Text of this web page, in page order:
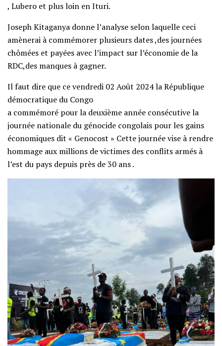
, Lubero et plus loin en Ituri.
Joseph Kitaganya donne l’analyse selon laquelle ceci
amènerai à commémorer plusieurs dates ,des journées
chômées et payées avec l’impact sur l’économie de la
RDC,des manques à gagner.
Il faut dire que ce vendredi 02 Août 2024 la République
démocratique du Congo
a commémoré pour la deuxième année consécutive la
journée nationale du génocide congolais pour les gains
économiques dit « Genocost » Cette journée vise à rendre
hommage aux millions de victimes des conflits armés à
l’est du pays depuis près de 30 ans .